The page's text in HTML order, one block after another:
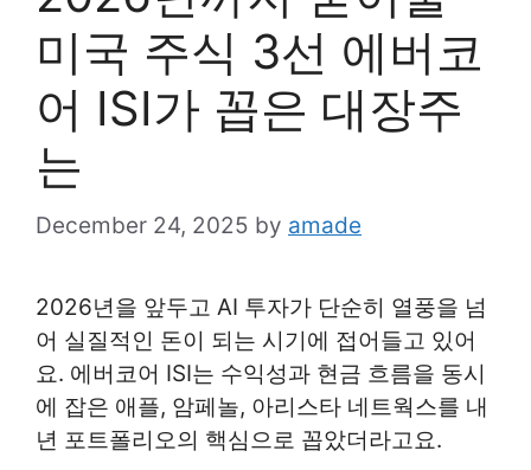
미국 주식 3선 에버코
어 ISI가 꼽은 대장주
는
December 24, 2025 by amade
2026년을 앞두고 AI 투자가 단순히 열풍을 넘
어 실질적인 돈이 되는 시기에 접어들고 있어
요. 에버코어 ISI는 수익성과 현금 흐름을 동시
에 잡은 애플, 암페놀, 아리스타 네트웍스를 내
년 포트폴리오의 핵심으로 꼽았더라고요.